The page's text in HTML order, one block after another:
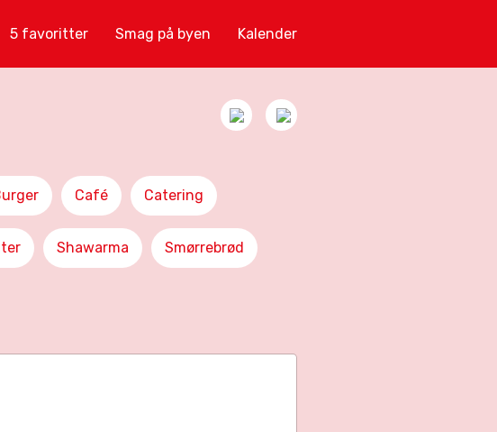
5 favoritter Smag på byen Kalender
Café Catering
Shawarma Smørrebrød